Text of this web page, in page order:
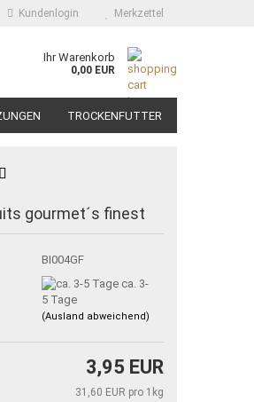
Kundenlogin Merkzettel
Ihr Warenkorb
0,00 EUR
TROCKENFUTTER
gourmet´s finest
BI004GF
ca. 3-
5 Tage
(Ausland abweichend)
3,95 EUR
31,60 EUR pro 1kg